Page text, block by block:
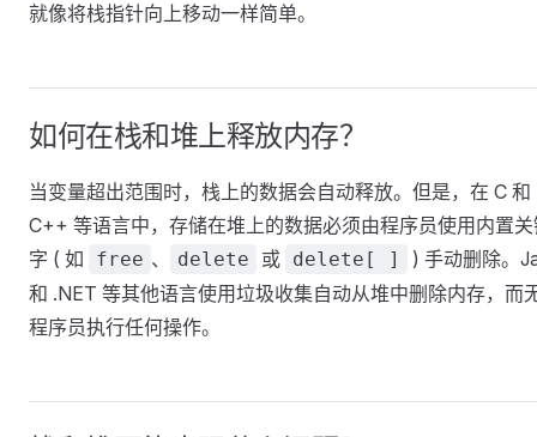
就像将栈指针向上移动一样简单。
如何在栈和堆上释放内存？
当变量超出范围时，栈上的数据会自动释放。但是，在 C 和
C++ 等语言中，存储在堆上的数据必须由程序员使用内置
字 ( 如
free 、 delete 或 delete[ ]
) 手动删除。
和 .NET 等其他语言使用垃圾收集自动从堆中删除内存，而
程序员执行任何操作。